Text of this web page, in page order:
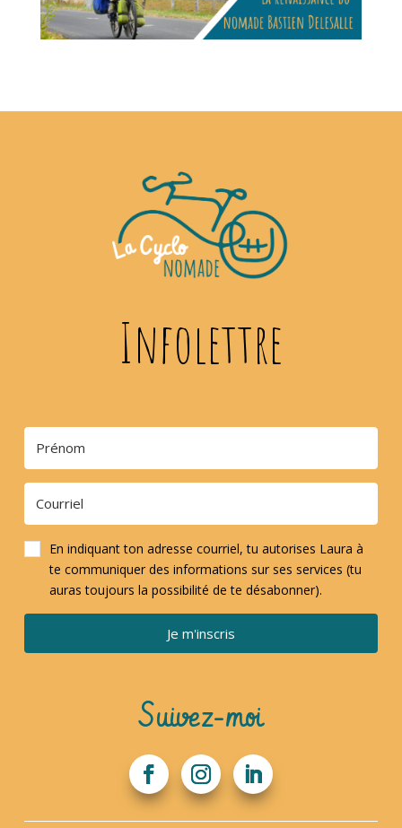
Infolettre
En indiquant ton adresse courriel, tu autorises Laura à
te communiquer des informations sur ses services (tu
auras toujours la possibilité de te désabonner).
Je m'inscris
Suivez-moi